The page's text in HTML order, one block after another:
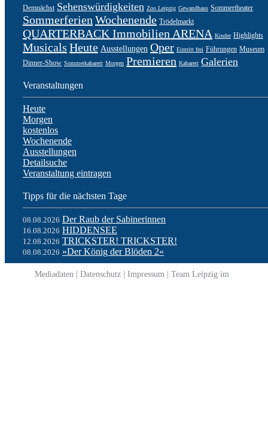
Demnächst Sehenswürdigkeiten Zoo Leipzig Gewandhaus Sommertheater
Sommerferien Wochenende Trödelmarkt
QUARTERBACK Immobilien ARENA Kinder Highlights
Musicals Heute Ausstellungen Oper Eintritt frei Führungen Museum
Dinner-Show Sommerkabarett Morgen Premieren Kabarett Galerien
Veranstaltungen
Heute
Morgen
kostenlos
Wochenende
Ausstellungen
Detailsuche
Veranstaltung eintragen
Tipps für die nächsten Tage
08.08.2026 Der Raub der Sabinerinnen
16.08.2026 HIDDENSEE
12.08.2026 TRICKSTER! TRICKSTER!
08.08.2026 »Der König der Blöden 2«
Mediadaten | Datenschutz | Impressum | Team Leipzig im